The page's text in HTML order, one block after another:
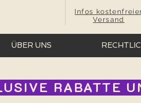
Infos
Versand
ÜBER UNS